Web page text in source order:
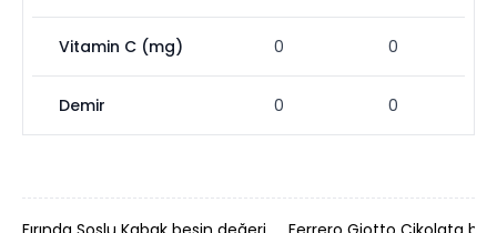
Vitamin C (mg) 0 0
Demir 0 0